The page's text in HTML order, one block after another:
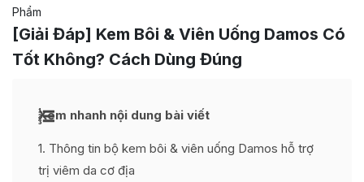
Phẩm
[Giải Đáp] Kem Bôi & Viên Uống Damos Có
Tốt Không? Cách Dùng Đúng
Xem nhanh nội dung bài viết
1 Thông tin bộ kem bôi & viên uống Damos hỗ trợ
trị viêm da cơ địa